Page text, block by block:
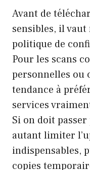
Avant de
sensibles, il
politique de
Pour les scans
personnelles ou
tendance à
services
Si on doit
autant limiter
indispensables,
copies